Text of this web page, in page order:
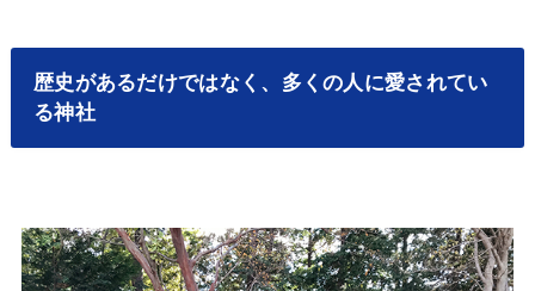
歴史があるだけではなく、多くの人に愛されてい
る神社